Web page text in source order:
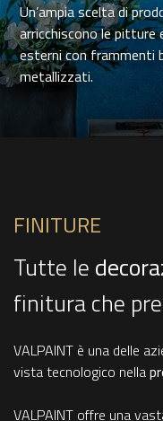
Un’ampia scelta di
arricchiscono le pitture
esterni con frammenti
metallizzati.
FINITURE
Tutte le
finitura che
VALPAINT è una delle
vista tecnologico nella
VALPAINT offre una